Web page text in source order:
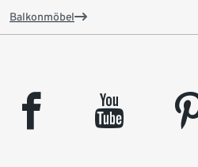
Balkonmöbel
facebook youtube